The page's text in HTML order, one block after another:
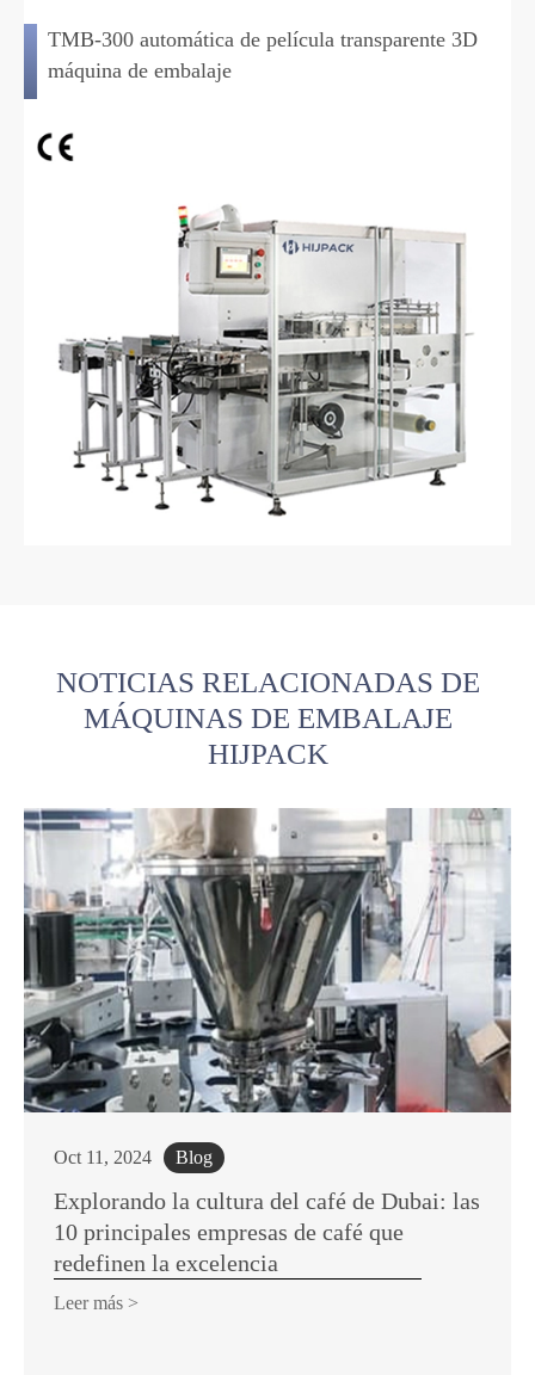
TMB-300 automática de película transparente 3D
máquina de embalaje
NOTICIAS RELACIONADAS DE
MÁQUINAS DE EMBALAJE
HIJPACK
Oct 11, 2024 Blog
Explorando la cultura del café de Dubai: las
10 principales empresas de café que
redefinen la excelencia
Leer más >